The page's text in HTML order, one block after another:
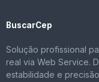
BuscarCep
Solução profissional
real via Web Service.
estabilidade e